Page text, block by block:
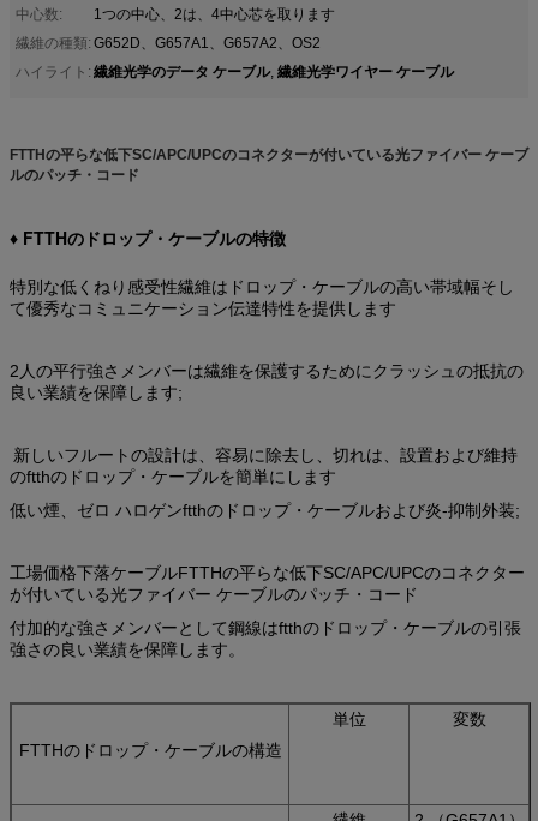
中心数:
1つの中心、2は、4中心芯を取ります
繊維の種類: G652D、G657A1、G657A2、OS2
ハイライト: 繊維光学のデータ ケーブル, 繊維光学ワイヤー ケーブル
FTTHの平らな低下SC/APC/UPCのコネクターが付いている光ファイバー ケーブ
ルのパッチ・コード
♦ FTTHのドロップ・ケーブルの特徴
特別な低くねり感受性繊維はドロップ・ケーブルの高い帯域幅そし
て優秀なコミュニケーション伝達特性を提供します
2人の平行強さメンバーは繊維を保護するためにクラッシュの抵抗の
良い業績を保障します;
新しいフルートの設計は、容易に除去し、切れは、設置および維持
のftthのドロップ・ケーブルを簡単にします
低い煙、ゼロ ハロゲンftthのドロップ・ケーブルおよび炎-抑制外装;
工場価格下落ケーブルFTTHの平らな低下SC/APC/UPCのコネクター
が付いている光ファイバー ケーブルのパッチ・コード
付加的な強さメンバーとして鋼線はftthのドロップ・ケーブルの引張
強さの良い業績を保障します。
FTTHのドロップ・ケーブルの構造
単位 変数